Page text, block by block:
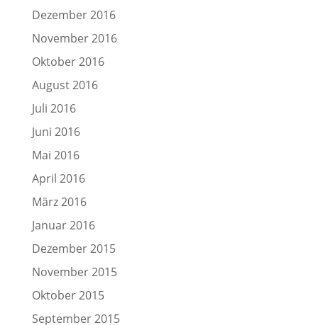
Dezember 2016
November 2016
Oktober 2016
August 2016
Juli 2016
Juni 2016
Mai 2016
April 2016
März 2016
Januar 2016
Dezember 2015
November 2015
Oktober 2015
September 2015